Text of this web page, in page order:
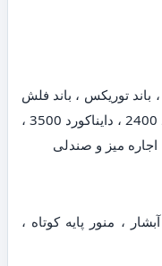
باند توریکس ، باند فلش
خور ، ساب ، دایناکورد 1800 ، دایناکورد 2400 ، دایناکورد 3500 ،
میز و صندلی
، منور پایه کوتاه ،